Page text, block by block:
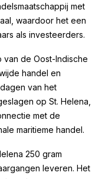
met
waardoor het een
als investeerders.
de Oost-Indische
handel en
van het
op St. Helena,
met de
maritieme handel.
250 gram
leveren. Het